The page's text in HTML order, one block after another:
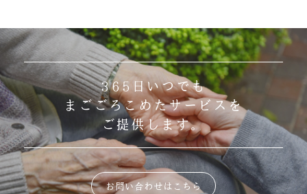
365日いつでも
まごごろこめたサービスを
ご提供します。
お問い合わせはこちら